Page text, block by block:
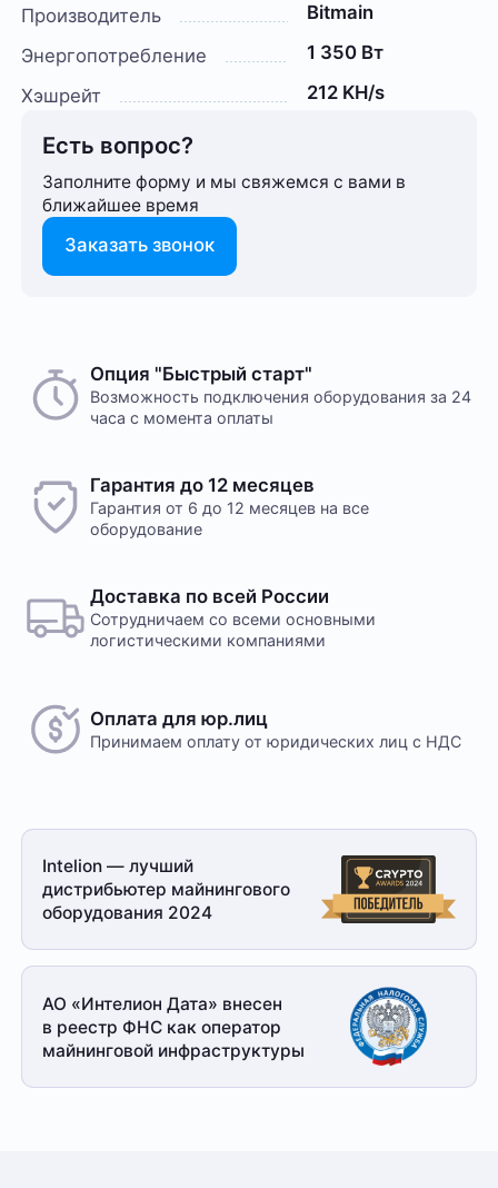
Производитель
Bitmain
Энергопотребление
1 350 Вт
Хэшрейт
212 KH/s
Есть вопрос?
Заполните форму и мы свяжемся с вами в
ближайшее время
Заказать звонок
Опция "Быстрый старт"
Возможность подключения оборудования за 24
часа с момента оплаты
Гарантия до 12 месяцев
Гарантия от 6 до 12 месяцев на все
оборудование
Доставка по всей России
Сотрудничаем со всеми основными
логистическими компаниями
Оплата для юр.лиц
Принимаем оплату от юридических лиц с НДС
Intelion — лучший
дистрибьютер майнингового
оборудования 2024
АО «Интелион Дата» внесен
в реестр ФНС как оператор
майнинговой инфраструктуры